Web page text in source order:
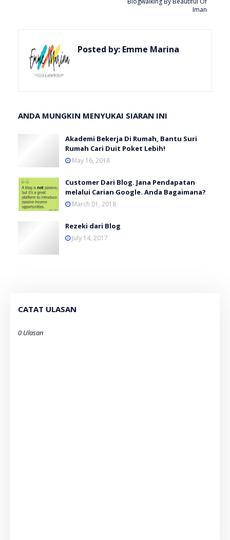
Iman
Posted by: Emme Marina
ANDA MUNGKIN MENYUKAI SIARAN INI
Akademi Bekerja Di Rumah, Bantu Suri
Rumah Cari Duit Poket Lebih!
May 16, 2018
Customer Dari Blog. Jana Pendapatan
melalui Carian Google. Anda Bagaimana?
March 01, 2018
Rezeki dari Blog
July 14, 2017
CATAT ULASAN
0 Ulasan